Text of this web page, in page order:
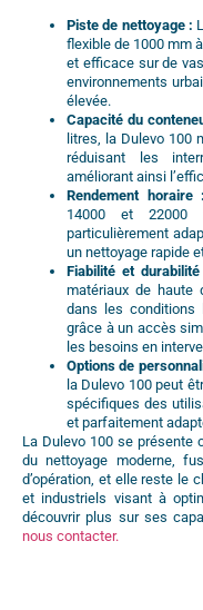
Piste de nettoyage :
flexible de 1000 mm
et efficace sur de
environnements
élevée.
Capacité du
litres, la Dulevo 100
réduisant les
améliorant ainsi
Rendement horaire :
14000 et 22000
particulièrement
un nettoyage rapide
Fiabilité et
matériaux de haute
dans les conditions
grâce à un accès
les besoins en
Options de
la Dulevo 100 peut
spécifiques des
et parfaitement
La Dulevo 100 se présente
du nettoyage moderne,
d’opération, et elle reste le
et industriels visant à
découvrir plus sur ses
nous contacter.